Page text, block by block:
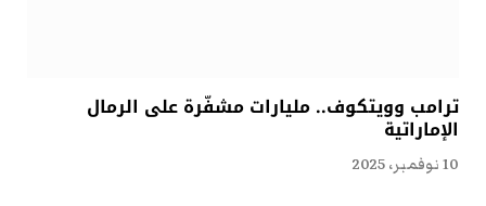
ترامب وويتكوف.. مليارات مشفّرة على الرمال
الإماراتية
10 نوفمبر، 2025